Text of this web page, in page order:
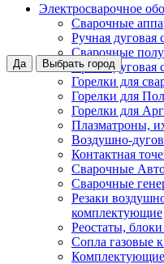
Да Выбрать город
Электросварочное
Сварочные
Ручная дуговая
Сварочные
Аргонодуговая
Горелки для
Горелки для
Горелки для
Плазматроны,
Воздушно-
Контактная
Сварочные
Сварочные
Резаки
комплектующие
Реостаты,
Сопла газовые
Комплектующие